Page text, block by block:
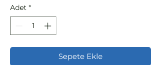
Adet *
Sepete Ekle